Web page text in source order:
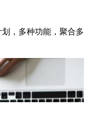
，多种功能，聚合多